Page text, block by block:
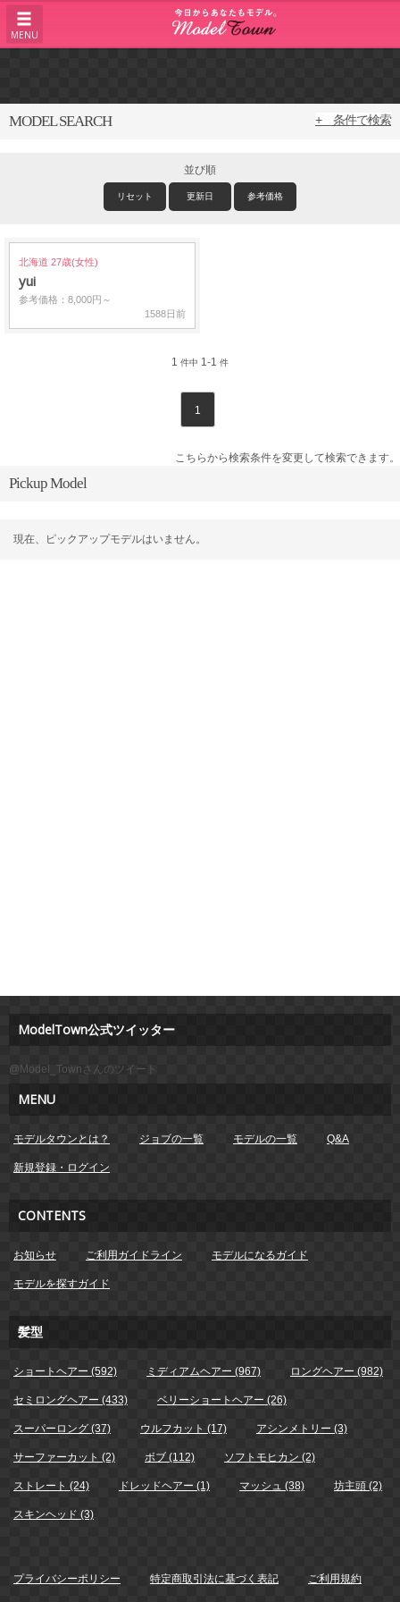
MENU
MODEL SEARCH + 条件で検索
並び順
リセット 更新日 参考価格
北海道 27歳(女性)
yui
参考価格：8,000円～
1588日前
1 件中 1-1 件
1
こちらから検索条件を変更して検索できます。
Pickup Model
現在、ピックアップモデルはいません。
ModelTown公式ツイッター
@Model_Townさんのツイート
MENU
モデルタウンとは？ ジョブの一覧 モデルの一覧 Q&A
新規登録・ログイン
CONTENTS
お知らせ ご利用ガイドライン モデルになるガイド
モデルを探すガイド
髪型
ショートヘアー (592) ミディアムヘアー (967) ロングヘアー (982)
セミロングヘアー (433) ベリーショートヘアー (26)
スーパーロング (37) ウルフカット (17) アシンメトリー (3)
サーファーカット (2) ボブ (112) ソフトモヒカン (2)
ストレート (24) ドレッドヘアー (1) マッシュ (38) 坊主頭 (2)
スキンヘッド (3)
プライバシーポリシー 特定商取引法に基づく表記 ご利用規約